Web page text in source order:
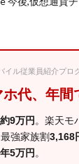
イル従業員紹介プロ
代、年間
約9万円 。楽天モ
最強家族割3,168
年5万円 。